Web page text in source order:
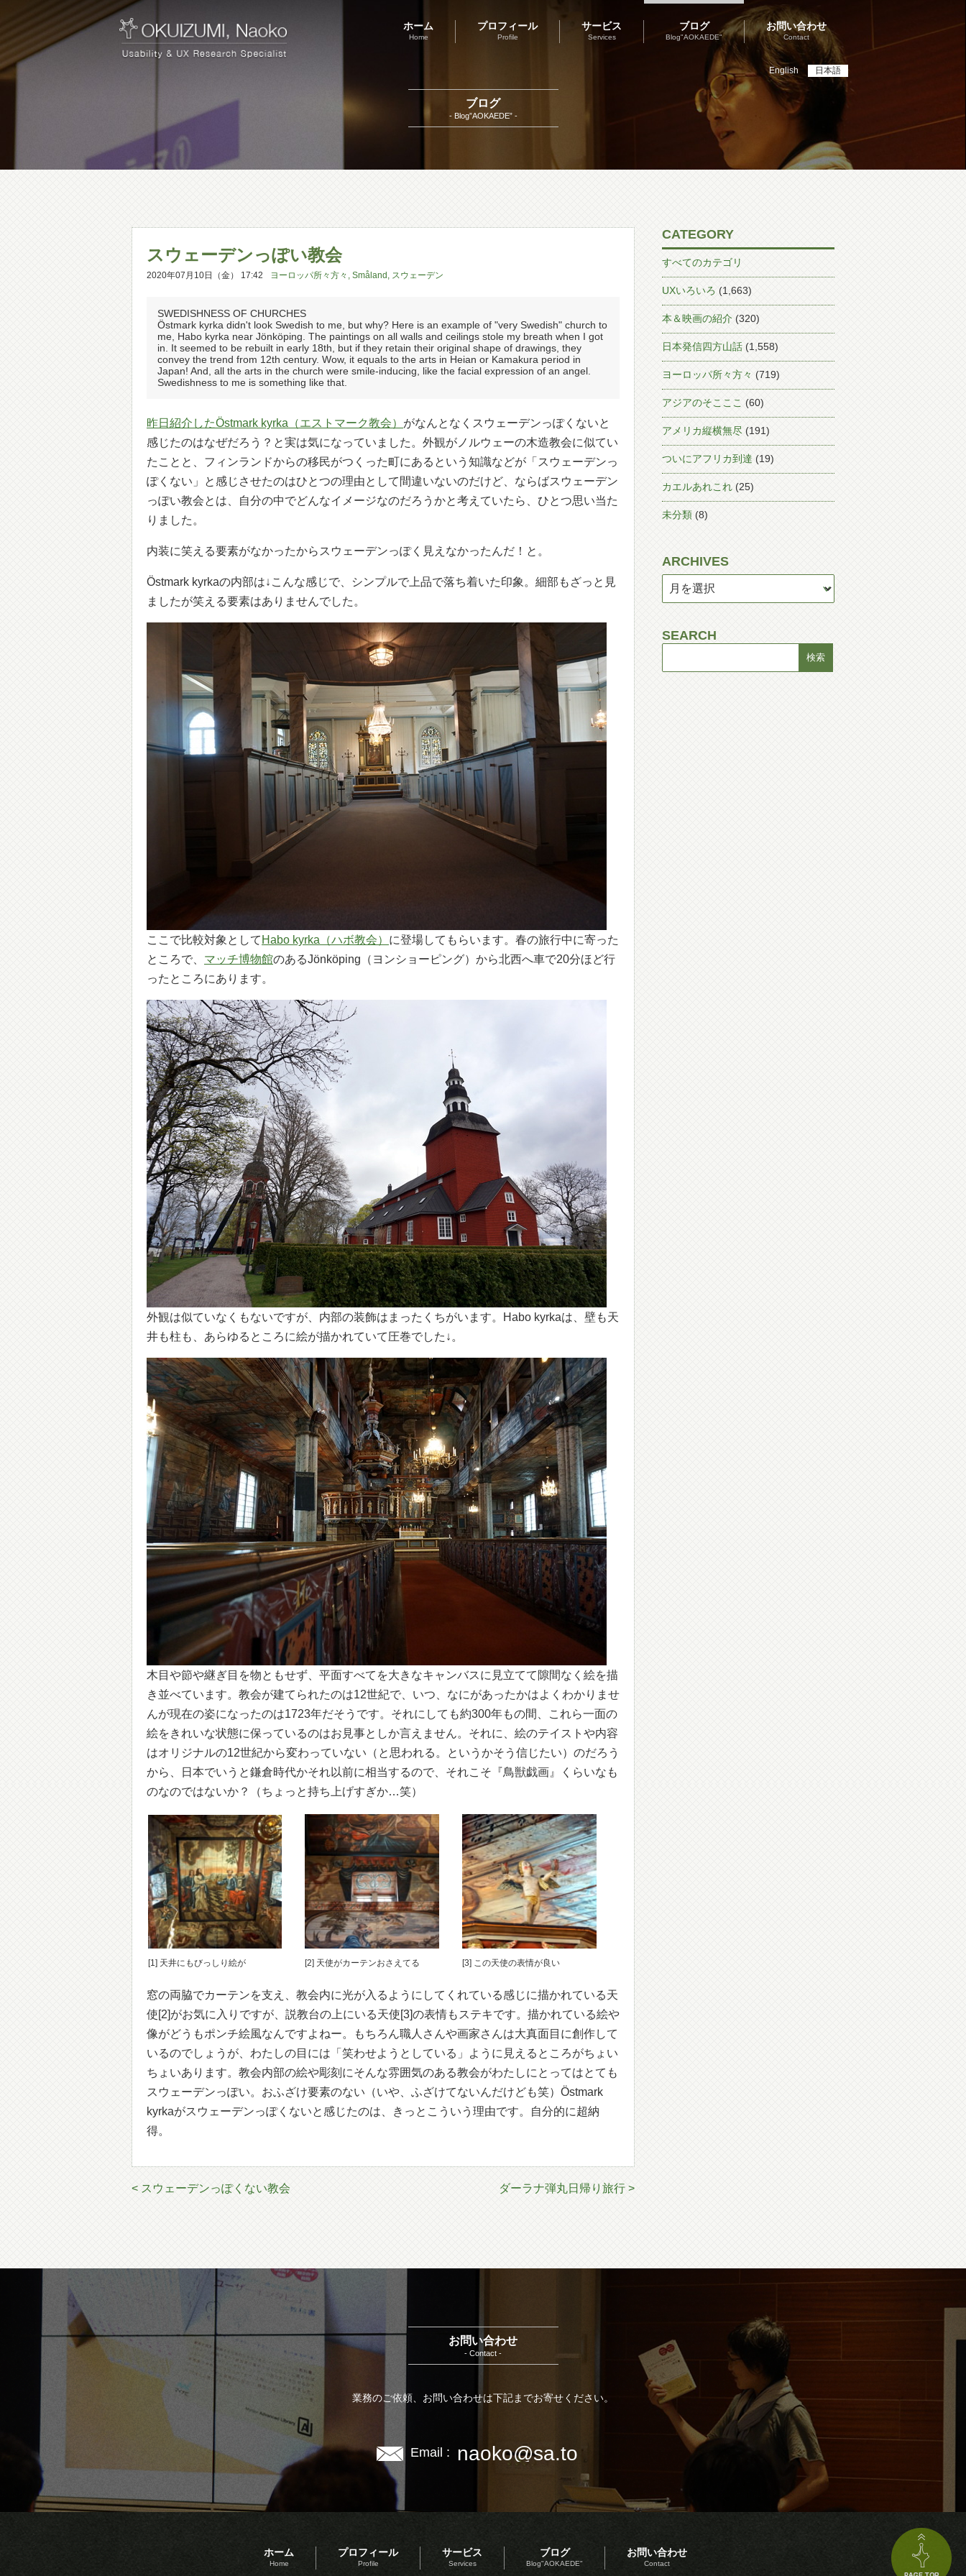
English 日本語
ホーム
Home
プロフィール
Profile
サービス
Services
ブログ
Blog"AOKAEDE"
お問い合わせ
Contact
ブログ
- Blog”AOKAEDE” -
スウェーデンっぽい教会
2020年07月10日（金） 17:42 ヨーロッパ所々方々 , Småland , スウェーデン
SWEDISHNESS OF CHURCHES
Östmark kyrka didn't look Swedish to me, but why? Here is an example of "very Swedish" church to
me, Habo kyrka near Jönköping. The paintings on all walls and ceilings stole my breath when I got
in. It seemed to be rebuilt in early 18th, but if they retain their original shape of drawings, they
convey the trend from 12th century. Wow, it equals to the arts in Heian or Kamakura period in
Japan! And, all the arts in the church were smile-inducing, like the facial expression of an angel.
Swedishness to me is something like that.
昨日紹介したÖstmark kyrka（エストマーク教会） がなんとなくスウェーデンっぽくないと
感じたのはなぜだろう？と実は気になっていました。外観がノルウェーの木造教会に似てい
たことと、フィンランドからの移民がつくった町にあるという知識などが「スウェーデンっ
ぽくない」と感じさせたのはひとつの理由として間違いないのだけど、ならばスウェーデン
っぽい教会とは、自分の中でどんなイメージなのだろうかと考えていたら、ひとつ思い当た
りました。
内装に笑える要素がなかったからスウェーデンっぽく見えなかったんだ！と。
Östmark kyrkaの内部は↓こんな感じで、シンプルで上品で落ち着いた印象。細部もざっと見
ましたが笑える要素はありませんでした。
ここで比較対象として Habo kyrka（ハボ教会） に登場してもらいます。春の旅行中に寄った
ところで、 マッチ博物館のあるJönköping（ヨンショーピング）から北西へ車で20分ほど行
ったところにあります。
外観は似ていなくもないですが、内部の装飾はまったくちがいます。Habo kyrkaは、壁も天
井も柱も、あらゆるところに絵が描かれていて圧巻でした↓。
木目や節や継ぎ目を物ともせず、平面すべてを大きなキャンバスに見立てて隙間なく絵を描
き並べています。教会が建てられたのは12世紀で、いつ、なにがあったかはよくわかりませ
んが現在の姿になったのは1723年だそうです。それにしても約300年もの間、これら一面の
絵をきれいな状態に保っているのはお見事としか言えません。それに、絵のテイストや内容
はオリジナルの12世紀から変わっていない（と思われる。というかそう信じたい）のだろう
から、日本でいうと鎌倉時代かそれ以前に相当するので、それこそ『鳥獣戯画』くらいなも
のなのではないか？（ちょっと持ち上げすぎか…笑）
[1] 天井にもびっしり絵が [2] 天使がカーテンおさえてる [3] この天使の表情が良い
窓の両脇でカーテンを支え、教会内に光が入るようにしてくれている感じに描かれている天
使[2]がお気に入りですが、説教台の上にいる天使[3]の表情もステキです。描かれている絵や
像がどうもポンチ絵風なんですよねー。もちろん職人さんや画家さんは大真面目に創作して
いるのでしょうが、わたしの目には「笑わせようとしている」ように見えるところがちょい
ちょいあります。教会内部の絵や彫刻にそんな雰囲気のある教会がわたしにとってはとても
スウェーデンっぽい。おふざけ要素のない（いや、ふざけてないんだけども笑）Östmark
kyrkaがスウェーデンっぽくないと感じたのは、きっとこういう理由です。自分的に超納
得。
< スウェーデンっぽくない教会 ダーラナ弾丸日帰り旅行 >
CATEGORY
すべてのカテゴリ
UXいろいろ (1,663)
本＆映画の紹介 (320)
日本発信四方山話 (1,558)
ヨーロッパ所々方々 (719)
アジアのそこここ (60)
アメリカ縦横無尽 (191)
ついにアフリカ到達 (19)
カエルあれこれ (25)
未分類 (8)
ARCHIVES
SEARCH
お問い合わせ
- Contact -
業務のご依頼、お問い合わせは下記までお寄せください。
Email : naoko@sa.to
ホーム
Home
プロフィール
Profile
サービス
Services
ブログ
Blog"AOKAEDE"
お問い合わせ
Contact